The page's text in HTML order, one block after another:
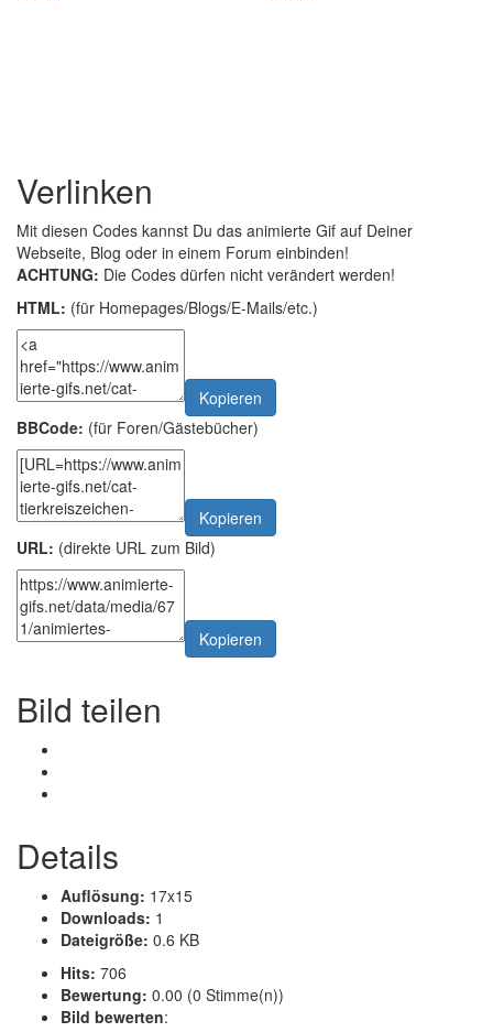
Verlinken
Mit diesen Codes kannst Du das animierte Gif auf Deiner
Webseite, Blog oder in einem Forum einbinden!
ACHTUNG: Die Codes dürfen nicht verändert werden!
HTML: (für Homepages/Blogs/E-Mails/etc.)
Kopieren
BBCode: (für Foren/Gästebücher)
Kopieren
URL: (direkte URL zum Bild)
Kopieren
Bild teilen
Details
Auflösung: 17x15
Downloads: 1
Dateigröße: 0.6 KB
Hits: 706
Bewertung: 0.00 (0 Stimme(n))
Bild bewerten: